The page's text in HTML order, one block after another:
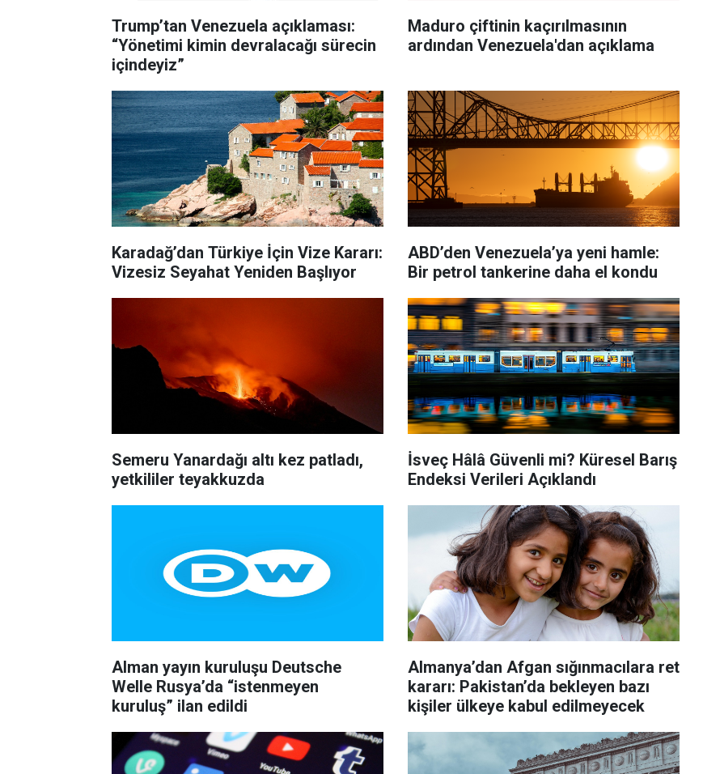
Trump’tan Venezuela açıklaması:
“Yönetimi kimin devralacağı sürecin
içindeyiz”
Maduro çiftinin kaçırılmasının
ardından Venezuela'dan açıklama
Karadağ’dan Türkiye İçin Vize Kararı:
Vizesiz Seyahat Yeniden Başlıyor
ABD’den Venezuela’ya yeni hamle:
Bir petrol tankerine daha el kondu
Semeru Yanardağı altı kez patladı,
yetkililer teyakkuzda
İsveç Hâlâ Güvenli mi? Küresel Barış
Endeksi Verileri Açıklandı
Alman yayın kuruluşu Deutsche
Welle Rusya’da “istenmeyen
kuruluş” ilan edildi
Almanya’dan Afgan sığınmacılara ret
kararı: Pakistan’da bekleyen bazı
kişiler ülkeye kabul edilmeyecek